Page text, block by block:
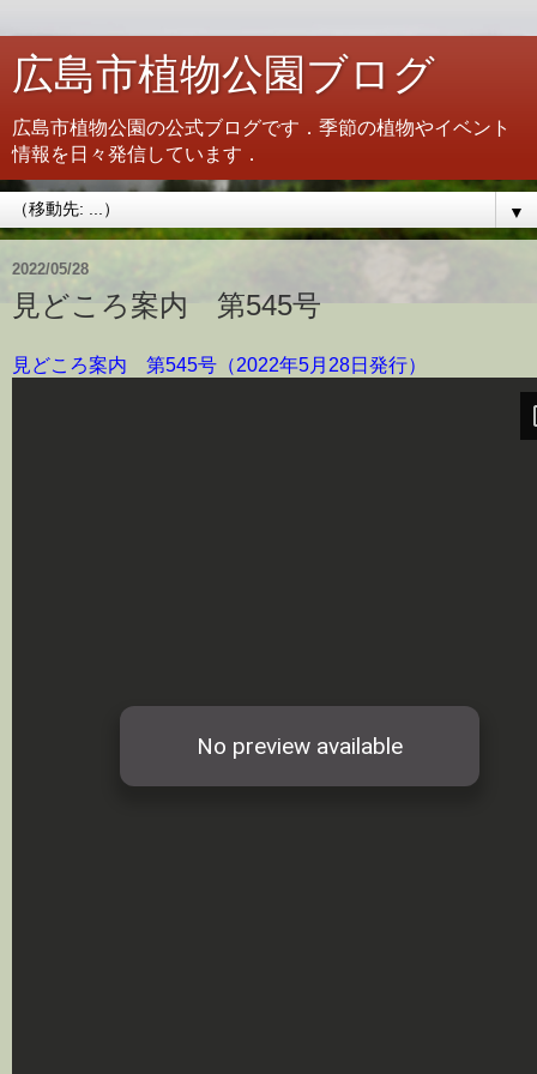
広島市植物公園ブログ
広島市植物公園の公式ブログです．季節の植物やイベント
情報を日々発信しています．
▼
2022/05/28
見どころ案内 第545号
見どころ案内 第545号（2022年5月28日発行）